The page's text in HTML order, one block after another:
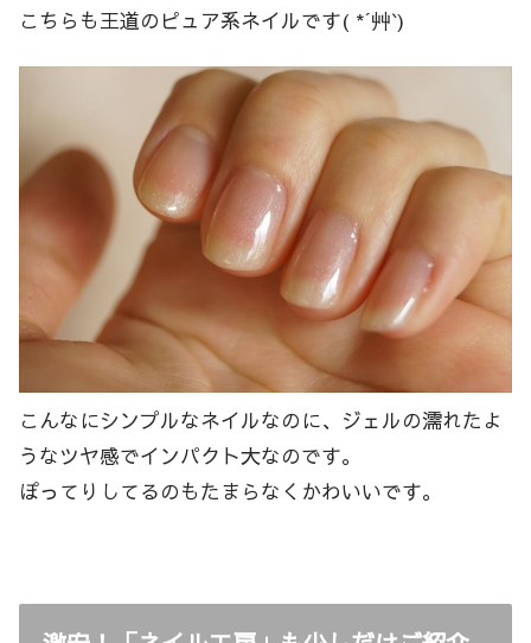
こちらも王道のピュア系ネイルです( *´艸`)
こんなにシンプルなネイルなのに、ジェルの濡れたよ
うなツヤ感でインパクト大なのです。
ぽってりしてるのもたまらなくかわいいです。